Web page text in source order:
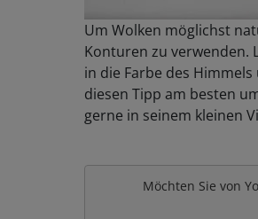
Um Wolken möglichst
Konturen zu verwenden.
in die Farbe des
diesen Tipp am besten
gerne in seinem kleinen
Möchten Sie von